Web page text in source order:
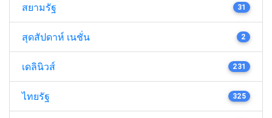
สยามรัฐ 31
สุดสัปดาห์ เนชั่น 2
เดลินิวส์ 231
ไทยรัฐ 325